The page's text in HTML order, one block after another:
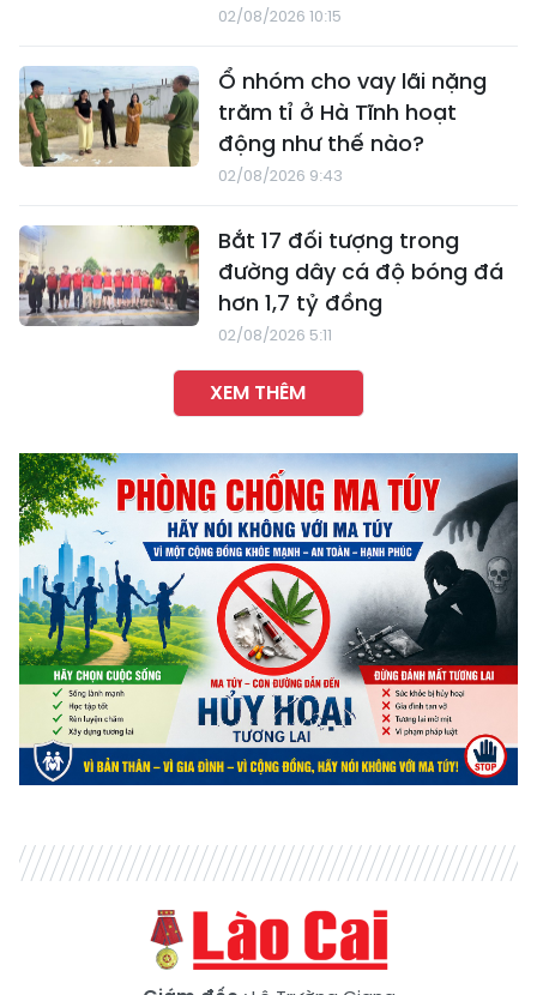
02/08/2026 10:15
Ổ nhóm cho vay lãi nặng
trăm tỉ ở Hà Tĩnh hoạt
động như thế nào?
02/08/2026 9:43
Bắt 17 đối tượng trong
đường dây cá độ bóng đá
hơn 1,7 tỷ đồng
02/08/2026 5:11
XEM THÊM